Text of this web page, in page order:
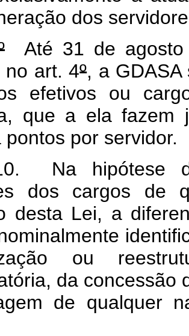
dos
Até 31 de agosto
no art. 4º, a GDASA
efetivos ou
que a ela fazem
pontos por servidor.
Na hipótese
dos cargos de
desta Lei, a
ou
da concessão
de qualquer